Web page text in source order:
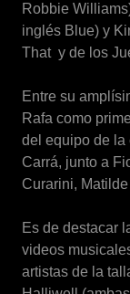
Robbie
inglés Blue) y
That y de los
Entre su
Rafa como
del equipo de la
Carrá, junto a
Curarini,
Es de destacar
videos
artistas de la